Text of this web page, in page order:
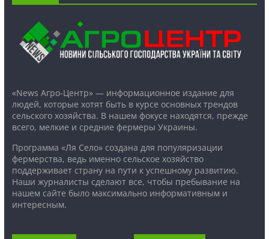
«News Агро-Центр» — информационное издание для
людей, которые хотят быть в курсе основных трендов
сельского хозяйства. В нашем фокусе находятся, прежде
всего, мелкие и средние фермеры Украины.
Программа «Ля Село» создана для популяризации
фермерства, ведь именно сельское хозяйство
поддерживает страну на пути к успешному развитию.
Наши журналисты сделают все, чтобы пребывание на
нашем сайте было максимально информативным и
интересным.